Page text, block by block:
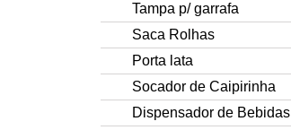
Tampa p/ garrafa
Saca Rolhas
Porta lata
Socador de Caipirinha
Dispensador de Bebidas